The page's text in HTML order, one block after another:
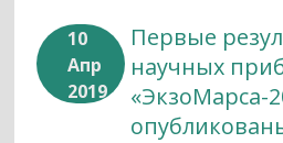
10
Апр
2019
Первые
научных
«ЭкзоМарса-